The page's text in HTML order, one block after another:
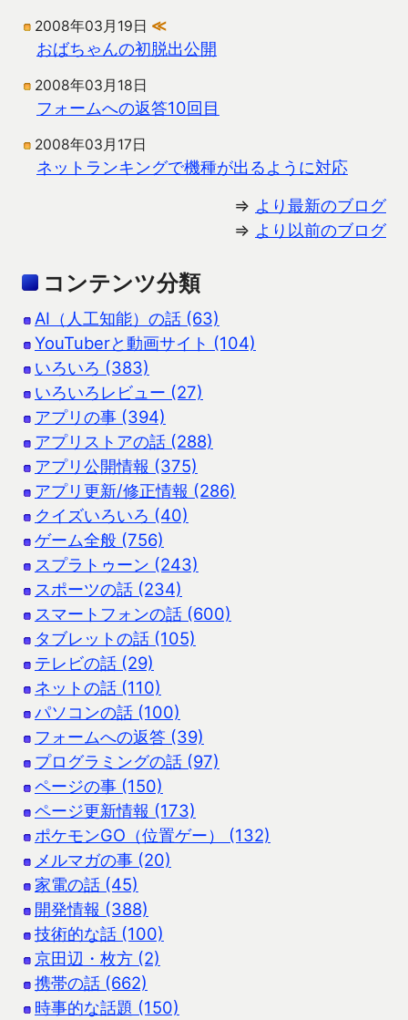
2008年03月19日 ≪
おばちゃんの初脱出公開
2008年03月18日
フォームへの返答10回目
2008年03月17日
ネットランキングで機種が出るように対応
⇒ より最新のブログ
⇒ より以前のブログ
コンテンツ分類
AI（人工知能）の話 (63)
YouTuberと動画サイト (104)
いろいろ (383)
いろいろレビュー (27)
アプリの事 (394)
アプリストアの話 (288)
アプリ公開情報 (375)
アプリ更新/修正情報 (286)
クイズいろいろ (40)
ゲーム全般 (756)
スプラトゥーン (243)
スポーツの話 (234)
スマートフォンの話 (600)
タブレットの話 (105)
テレビの話 (29)
ネットの話 (110)
パソコンの話 (100)
フォームへの返答 (39)
プログラミングの話 (97)
ページの事 (150)
ページ更新情報 (173)
ポケモンGO（位置ゲー） (132)
メルマガの事 (20)
家電の話 (45)
開発情報 (388)
技術的な話 (100)
京田辺・枚方 (2)
携帯の話 (662)
時事的な話題 (150)